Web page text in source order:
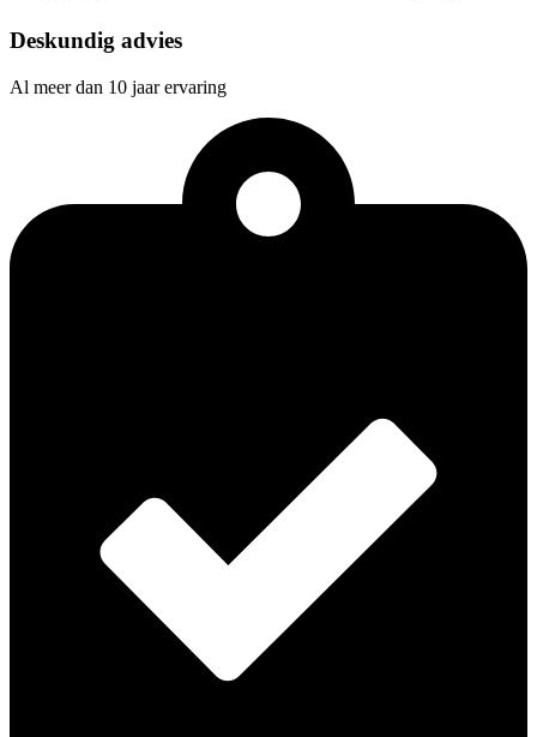
Deskundig advies
Al meer dan 10 jaar ervaring